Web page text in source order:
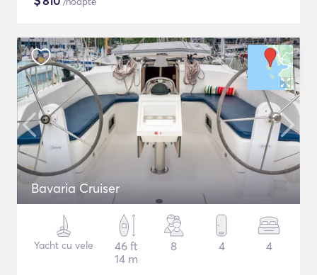
Bavaria Cruiser
Yacht cu vele
46 ft
14 m
8 4 4